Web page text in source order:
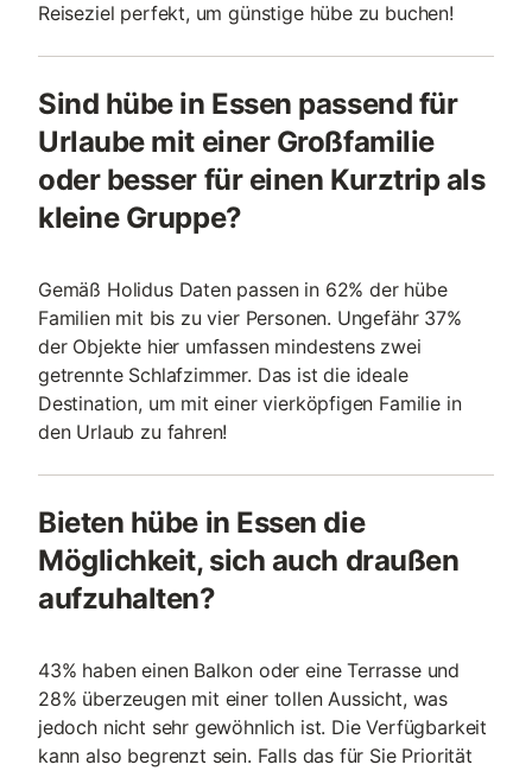
Reiseziel perfekt, um günstige hübe zu buchen!
Sind hübe in Essen passend für
Urlaube mit einer Großfamilie
oder besser für einen Kurztrip als
kleine Gruppe?
Gemäß Holidus Daten passen in 62% der hübe
Familien mit bis zu vier Personen. Ungefähr 37%
der Objekte hier umfassen mindestens zwei
getrennte Schlafzimmer. Das ist die ideale
Destination, um mit einer vierköpfigen Familie in
den Urlaub zu fahren!
Bieten hübe in Essen die
Möglichkeit, sich auch draußen
aufzuhalten?
43% haben einen Balkon oder eine Terrasse und
28% überzeugen mit einer tollen Aussicht, was
jedoch nicht sehr gewöhnlich ist. Die Verfügbarkeit
kann also begrenzt sein. Falls das für Sie Priorität